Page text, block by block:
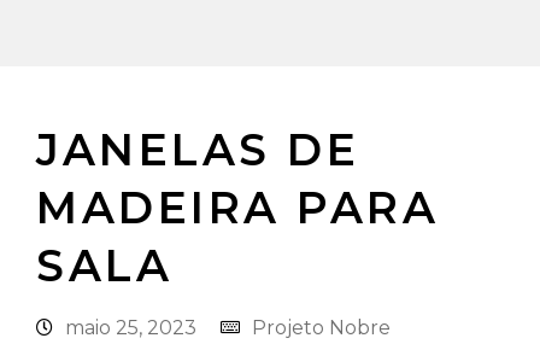
JANELAS DE
MADEIRA PARA
SALA
maio 25, 2023
Projeto Nobre